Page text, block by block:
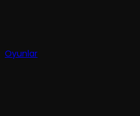
Oyunlar